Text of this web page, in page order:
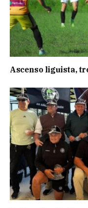
Ascenso liguista,